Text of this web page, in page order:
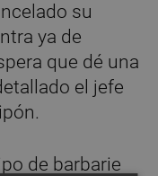
su
ya de
que dé una
el jefe
de barbarie